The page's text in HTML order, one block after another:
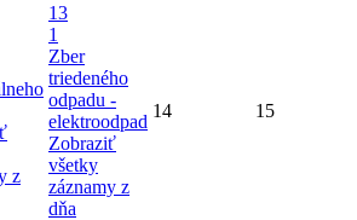
z
13
1
Zber
triedeného
odpadu -
elektroodpad
Zobraziť
všetky
záznamy z
dňa
14 15